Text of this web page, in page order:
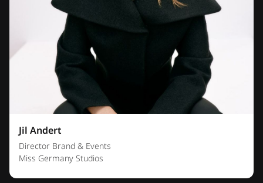
Jil Andert
Director Brand & Events
Miss Germany Studios